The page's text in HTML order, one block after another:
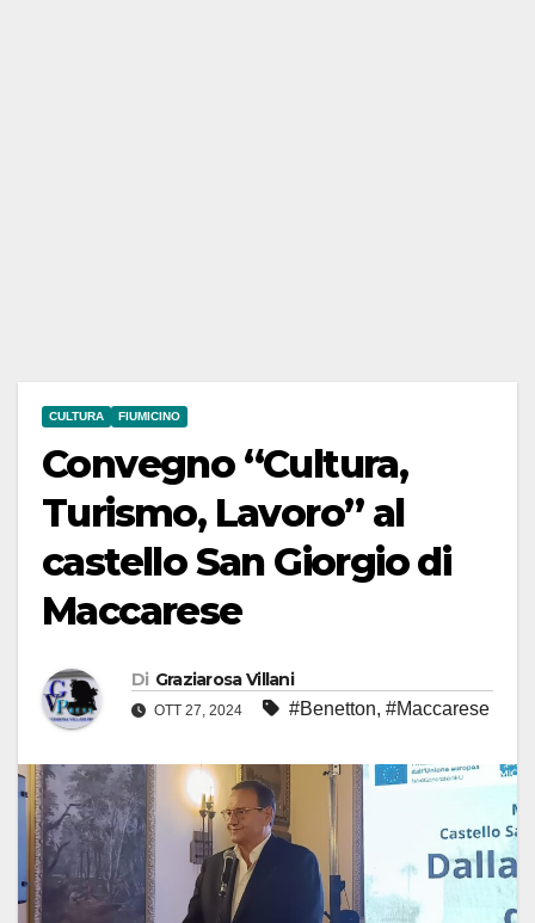
CULTURA FIUMICINO
Convegno “Cultura,
Turismo, Lavoro” al
castello San Giorgio di
Maccarese
Di Graziarosa Villani
OTT 27, 2024 #Benetton, #Maccarese